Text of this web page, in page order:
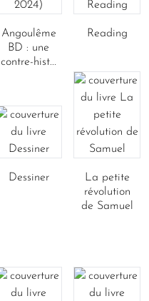
Angoulême
BD : une
contre-hist...
Reading
Dessiner
La petite
révolution
de Samuel